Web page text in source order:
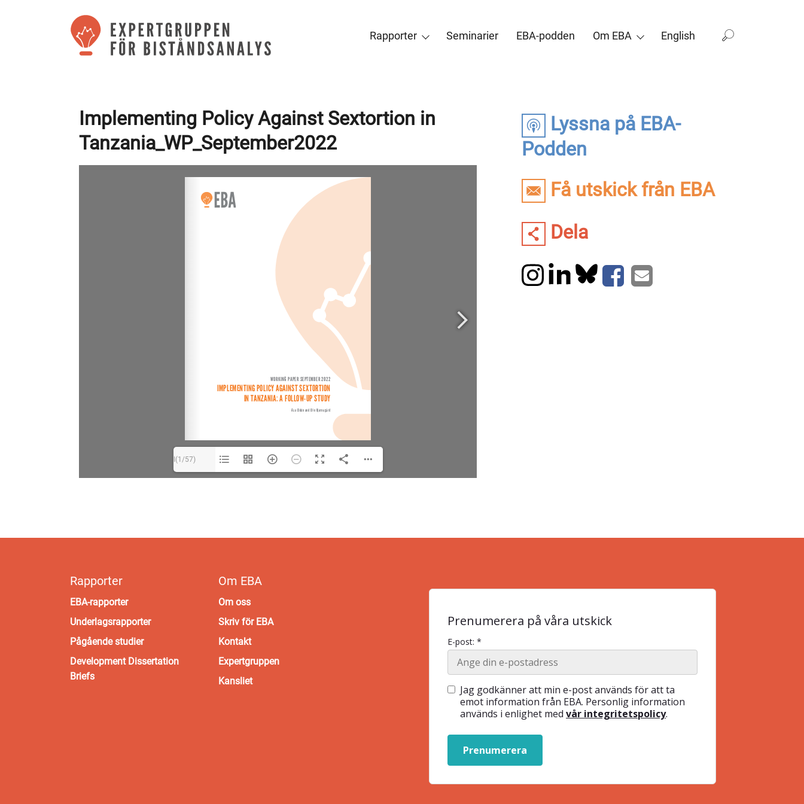
Rapporter Seminarier EBA-podden Om EBA English
Lyssna på EBA-
Podden
Få utskick från EBA
Dela
Implementing Policy Against Sextortion in
Tanzania_WP_September2022
I(1/57)
Rapporter
EBA-rapporter
Underlagsrapporter
Pågående studier
Development Dissertation
Briefs
Om EBA
Om oss
Skriv för EBA
Kontakt
Expertgruppen
Kansliet
Prenumerera på våra utskick
E-post: *
Jag godkänner att min e-post används för att ta
emot information från EBA. Personlig information
används i enlighet med vår integritetspolicy.
Prenumerera